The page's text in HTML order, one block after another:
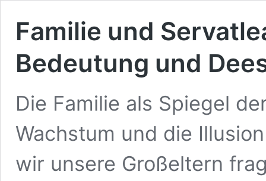
Familie und
Bedeutung und
Die Familie als Spiegel
Wachstum und die
wir unsere Großeltern